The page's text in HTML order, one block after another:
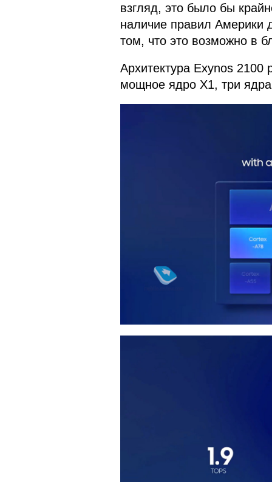
взгляд, это было бы
наличие правил Америки
том, что это возможно в
Архитектура Exynos 2100
мощное ядро Х1, три